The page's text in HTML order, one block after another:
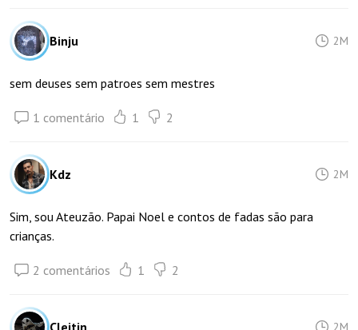
Binju 2M
sem deuses sem patroes sem mestres
1 comentário 1 2
Kdz 2M
Sim, sou Ateuzão. Papai Noel e contos de fadas são para
crianças.
2 comentários 1 2
Cleitin_ 2M